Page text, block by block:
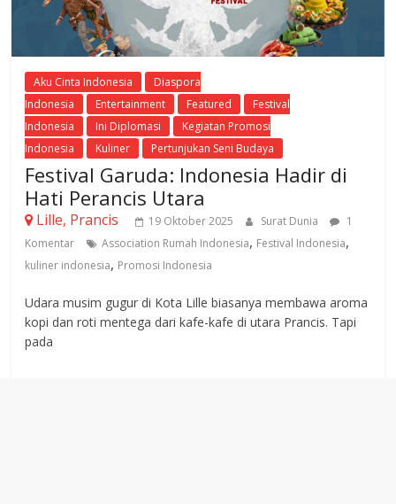
Aku Cinta Indonesia
Diaspora
Indonesia
Entertainment Featured
Festival
Indonesia
Ini Diplomasi
Kegiatan Promosi
Indonesia
Kuliner Pertunjukan Seni Budaya
Festival Garuda: Indonesia Hadir di
Hati Perancis Utara
Lille, Prancis 19 Oktober 2025 Surat Dunia
1
Komentar
Association Rumah Indonesia, Festival Indonesia,
kuliner indonesia, Promosi Indonesia
Udara musim gugur di Kota Lille biasanya membawa aroma
kopi dan roti mentega dari kafe-kafe di utara Prancis. Tapi
pada